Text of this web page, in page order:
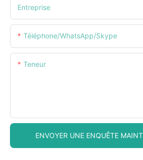
Entreprise
Téléphone/WhatsApp/Skype
Teneur
ENVOYER UNE ENQUÊTE